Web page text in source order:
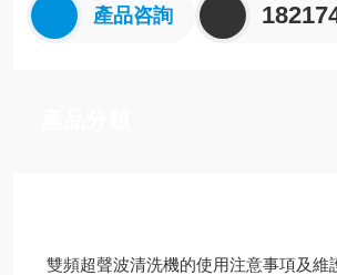
產品咨詢
雙頻超聲波清洗機的使用注意事項及維